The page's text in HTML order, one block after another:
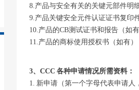
8.产品与安全有关的关键元部件明
9.产品关键安全元件认证证书复印
10.产品的CB测试证书和报告（如有
11.产品的商标使用授权书（如有）
3、CCC 各种申请情况所需资料：
1. 新申请（第一个字母代表申请人